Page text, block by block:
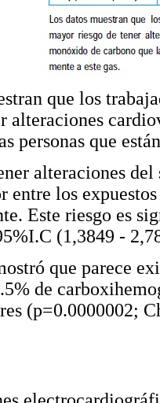
que los
alteraciones
personas que
alteraciones
entre los
Este riesgo es
(1,3849 -
que parece
de
(p=0.0000002;